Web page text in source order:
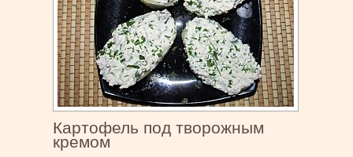
Картофель под творожным
кремом